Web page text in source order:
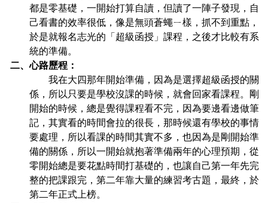
都是零基礎，一開始打算自讀，但讀了一陣子發現，自
己看書的效率很低，像是無頭蒼蠅ㄧ樣，抓不到重點，
於是就報名志光的「超級函授」課程，之後才比較有系
統的準備。
二、心路歷程：
我在大四那年開始準備，因為是選擇超級函授的關
係，所以只要是學校沒課的時候，就會回家看課程。剛
開始的時候，總是覺得課程看不完，因為要邊看邊做筆
記，其實看的時間會拉的很長，那時候還有學校的事情
要處理，所以看課的時間其實不多，也因為是剛開始準
備的關係，所以一開始就抱著準備兩年的心理預期，從
零開始總是要花點時間打基礎的，也讓自己第一年先完
整的把課跟完，第二年靠大量的練習考古題，最終，於
第二年正式上榜。